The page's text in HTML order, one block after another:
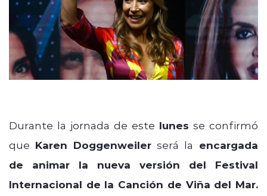
Durante la jornada de este lunes se confirmó
que Karen Doggenweiler será la encargada
de animar la nueva versión del Festival
Internacional de la Canción de Viña del Mar.